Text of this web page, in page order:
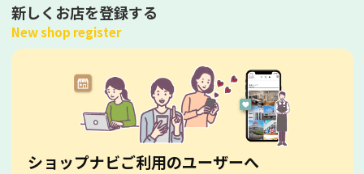
新しくお店を登録する
New shop register
ショップナビご利用のユーザーへ